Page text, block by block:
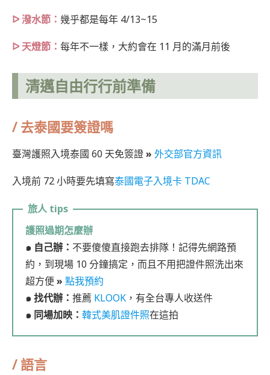
ᐅ 潑水節： 幾乎都是每年 4/13~15
ᐅ 天燈節： 每年不一樣，大約會在 11 月的滿月前後
清邁自由行行前準備
/ 去泰國要簽證嗎
臺灣護照入境泰國 60 天免簽證» 外交部官方資訊
入境前 72 小時要先填寫泰國電子入境卡 TDAC
護照過期怎麼辦
๑ 自己辦： 不要傻傻直接跑去排隊！記得先網路預
約，到現場 10 分鐘搞定，而且不用把證件照洗出來
超方便» 點我預約
๑ 找代辦： 推薦 KLOOK ，有全台專人收送件
๑ 同場加映： 韓式美肌證件照在這拍
/ 語言